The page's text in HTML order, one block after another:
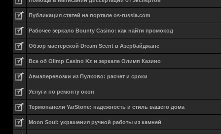
Публикация статей на портале os-russia.com
Рабочее зеркало Bounty Casino: как найти промокод
Обзор мастерской Dream Scent в Азербайджане
Все об Olimp Casino Kz и зеркале Олимп Казино
Авиаперевозки из Пулково: расчет и сроки
Услуги по ремонту окон
Термопанели YarStone: надежность и стиль вашего дома
Moon Soul: украшения ручной работы из камней